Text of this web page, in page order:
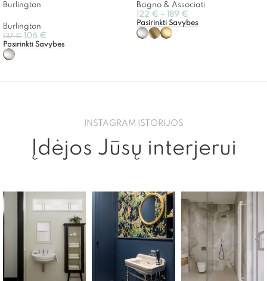
Burlington
Burlington
137€ 106 €
Pasirinkti Savybes
Bagno & Associati
122 € – 189 €
Pasirinkti Savybes
INSTAGRAM ISTORIJOS
Įdėjos Jūsų interjerui